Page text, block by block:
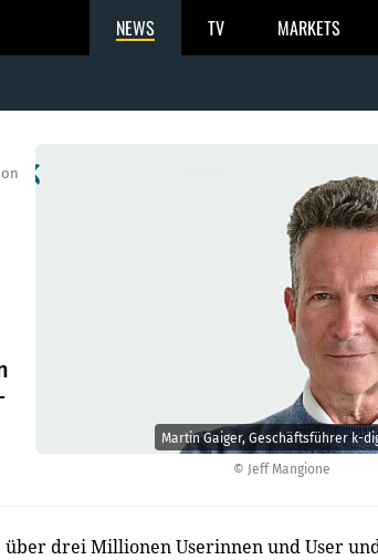
NEWS TV MARKETS
© Jeff Mangione
Martin Gaiger, Geschäftsführer k-
drei Millionen Userinnen und User